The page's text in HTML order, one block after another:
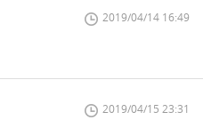
2019/04/14 16:49
2019/04/15 23:31